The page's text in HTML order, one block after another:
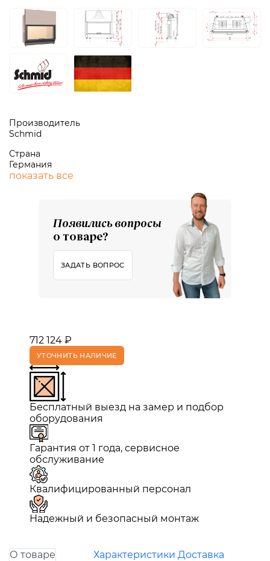
Производитель
Schmid
Страна
Германия
показать все
Появились вопросы
о товаре?
ЗАДАТЬ ВОПРОС
712 124 ₽
УТОЧНИТЬ НАЛИЧИЕ
Бесплатный выезд на замер и подбор
оборудования
Гарантия от 1 года, сервисное
обслуживание
Квалифицированный персонал
Надежный и безопасный монтаж
О товаре Характеристики Доставка